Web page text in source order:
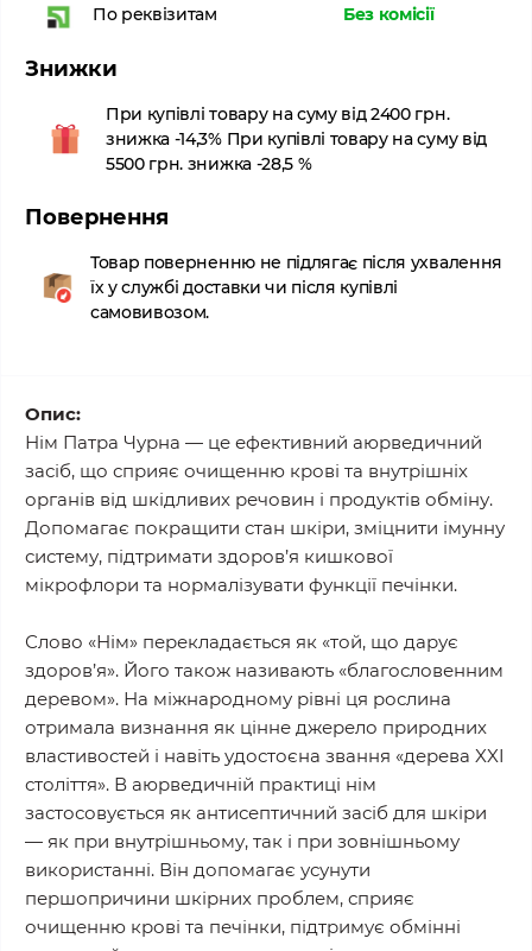
По реквізитам Без комісії
Знижки
При купівлі товару на суму від 2400 грн.
знижка -14,3% При купівлі товару на суму від
5500 грн. знижка -28,5 %
Повернення
Товар поверненню не підлягає після ухвалення
їх у службі доставки чи після купівлі
самовивозом.
Опис:
Нім Патра Чурна — це ефективний аюрведичний
засіб, що сприяє очищенню крові та внутрішніх
органів від шкідливих речовин і продуктів обміну.
Допомагає покращити стан шкіри, зміцнити імунну
систему, підтримати здоров’я кишкової
мікрофлори та нормалізувати функції печінки.
Слово «Нім» перекладається як «той, що дарує
здоров’я». Його також називають «благословенним
деревом». На міжнародному рівні ця рослина
отримала визнання як цінне джерело природних
властивостей і навіть удостоєна звання «дерева XXI
століття». В аюрведичній практиці нім
застосовується як антисептичний засіб для шкіри
— як при внутрішньому, так і при зовнішньому
використанні. Він допомагає усунути
першопричини шкірних проблем, сприяє
очищенню крові та печінки, підтримує обмінні